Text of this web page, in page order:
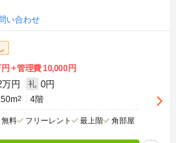
い合わせ
管理費10,000円
万円 礼 0円
2 4階
無料 フリーレント 最上階
角部屋